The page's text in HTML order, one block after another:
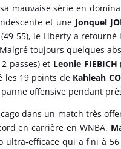
mauvaise série en
et une Jonquel
55), le Liberty a
toujours quelques
passes) et Leonie FIEBICH
les 19 points de Kahleah
panne offensive pendant
dans un match très
en carrière en WNBA.
ultra‑efficace qui a fini à